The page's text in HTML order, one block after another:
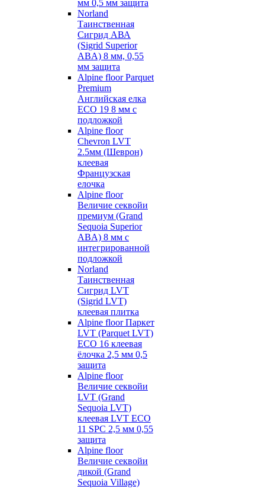
мм 0,5 мм защита
Norland
Таинственная
Сигрид АВА
(Sigrid Superior
ABA) 8 мм, 0,55
мм защита
Alpine floor Parquet
Premium
Английская елка
ECO 19 8 мм с
подложкой
Alpine floor
Chevron LVT
2.5мм (Шеврон)
клеевая
Французская
елочка
Alpine floor
Величие секвойи
премиум (Grand
Sequoia Superior
ABA) 8 мм с
интегрированной
подложкой
Norland
Таинственная
Сигрид LVT
(Sigrid LVT)
клеевая плитка
Alpine floor Паркет
LVT (Parquet LVT)
ECO 16 клеевая
ёлочка 2,5 мм 0,5
защита
Alpine floor
Величие секвойи
LVT (Grand
Sequoia LVT)
клеевая LVT ECO
11 SPC 2,5 мм 0,55
защита
Alpine floor
Величие секвойи
дикой (Grand
Sequoia Village)